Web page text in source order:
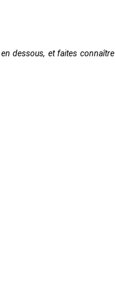
dessous, et faites connaître